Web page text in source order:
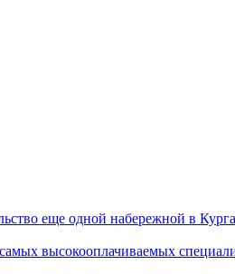
еще одной набережной в
высокооплачиваемых